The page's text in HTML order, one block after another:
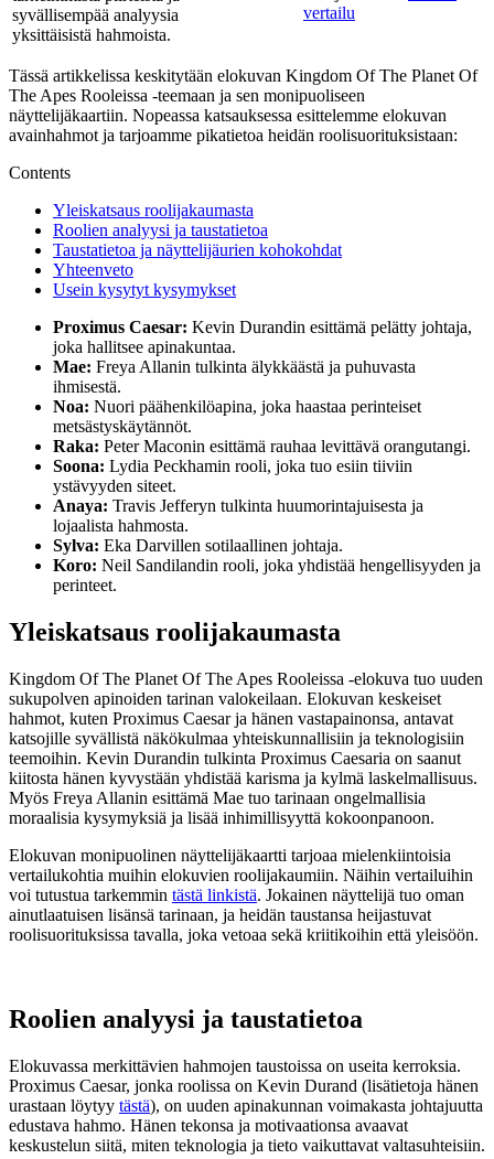
syvällisempää analyysia
yksittäisistä hahmoista.
vertailu
Tässä artikkelissa keskitytään elokuvan Kingdom Of The Planet Of
The Apes Rooleissa -teemaan ja sen monipuoliseen
näyttelijäkaartiin. Nopeassa katsauksessa esittelemme elokuvan
avainhahmot ja tarjoamme pikatietoa heidän roolisuorituksistaan:
Contents
Yleiskatsaus roolijakaumasta
Roolien analyysi ja taustatietoa
Taustatietoa ja näyttelijäurien kohokohdat
Yhteenveto
Usein kysytyt kysymykset
Proximus Caesar: Kevin Durandin esittämä pelätty johtaja,
joka hallitsee apinakuntaa.
Mae: Freya Allanin tulkinta älykkäästä ja puhuvasta
ihmisestä.
Noa: Nuori päähenkilöapina, joka haastaa perinteiset
metsästyskäytännöt.
Raka: Peter Maconin esittämä rauhaa levittävä orangutangi.
Soona: Lydia Peckhamin rooli, joka tuo esiin tiiviin
ystävyyden siteet.
Anaya: Travis Jefferyn tulkinta huumorintajuisesta ja
lojaalista hahmosta.
Sylva: Eka Darvillen sotilaallinen johtaja.
Koro: Neil Sandilandin rooli, joka yhdistää hengellisyyden ja
perinteet.
Yleiskatsaus roolijakaumasta
Kingdom Of The Planet Of The Apes Rooleissa -elokuva tuo uuden
sukupolven apinoiden tarinan valokeilaan. Elokuvan keskeiset
hahmot, kuten Proximus Caesar ja hänen vastapainonsa, antavat
katsojille syvällistä näkökulmaa yhteiskunnallisiin ja teknologisiin
teemoihin. Kevin Durandin tulkinta Proximus Caesaria on saanut
kiitosta hänen kyvystään yhdistää karisma ja kylmä laskelmallisuus.
Myös Freya Allanin esittämä Mae tuo tarinaan ongelmallisia
moraalisia kysymyksiä ja lisää inhimillisyyttä kokoonpanoon.
Elokuvan monipuolinen näyttelijäkaartti tarjoaa mielenkiintoisia
vertailukohtia muihin elokuvien roolijakaumiin. Näihin vertailuihin
voi tutustua tarkemmin tästä linkistä. Jokainen näyttelijä tuo oman
ainutlaatuisen lisänsä tarinaan, ja heidän taustansa heijastuvat
roolisuorituksissa tavalla, joka vetoaa sekä kriitikoihin että yleisöön.
Roolien analyysi ja taustatietoa
Elokuvassa merkittävien hahmojen taustoissa on useita kerroksia.
Proximus Caesar, jonka roolissa on Kevin Durand (lisätietoja hänen
urastaan löytyy tästä), on uuden apinakunnan voimakasta johtajuutta
edustava hahmo. Hänen tekonsa ja motivaationsa avaavat
keskustelun siitä, miten teknologia ja tieto vaikuttavat valtasuhteisiin.